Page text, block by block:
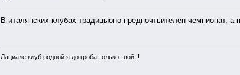
В италянских клубах традицыоно предпочтьителен чемпионат,
Лациале клуб родной я до гроба только твой!!!